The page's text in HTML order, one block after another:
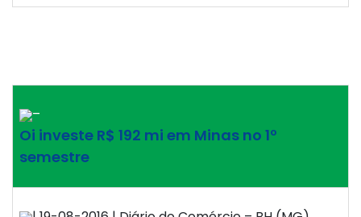
–
Oi investe R$ 192 mi em Minas no 1º
semestre